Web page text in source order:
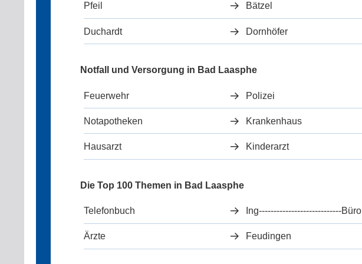
Pfeil Bätzel
Duchardt Dornhöfer
Notfall und Versorgung in Bad Laasphe
Feuerwehr Polizei
Notapotheken Krankenhaus
Hausarzt Kinderarzt
Die Top 100 Themen in Bad Laasphe
Telefonbuch Ing----------------------------Büro
Ärzte Feudingen